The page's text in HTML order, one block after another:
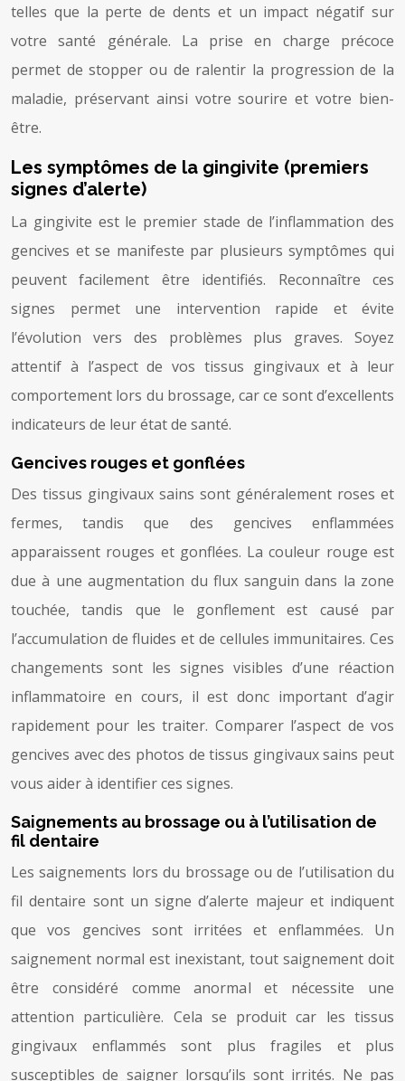
telles que la perte de dents et un impact négatif sur
votre santé générale. La prise en charge précoce
permet de stopper ou de ralentir la progression de la
maladie, préservant ainsi votre sourire et votre bien-
être.
Les symptômes de la gingivite (premiers
signes d’alerte)
La gingivite est le premier stade de l’inflammation des
gencives et se manifeste par plusieurs symptômes qui
peuvent facilement être identifiés. Reconnaître ces
signes permet une intervention rapide et évite
l’évolution vers des problèmes plus graves. Soyez
attentif à l’aspect de vos tissus gingivaux et à leur
comportement lors du brossage, car ce sont d’excellents
indicateurs de leur état de santé.
Gencives rouges et gonflées
Des tissus gingivaux sains sont généralement roses et
fermes, tandis que des gencives enflammées
apparaissent rouges et gonflées. La couleur rouge est
due à une augmentation du flux sanguin dans la zone
touchée, tandis que le gonflement est causé par
l’accumulation de fluides et de cellules immunitaires. Ces
changements sont les signes visibles d’une réaction
inflammatoire en cours, il est donc important d’agir
rapidement pour les traiter. Comparer l’aspect de vos
gencives avec des photos de tissus gingivaux sains peut
vous aider à identifier ces signes.
Saignements au brossage ou à l’utilisation de
fil dentaire
Les saignements lors du brossage ou de l’utilisation du
fil dentaire sont un signe d’alerte majeur et indiquent
que vos gencives sont irritées et enflammées. Un
saignement normal est inexistant, tout saignement doit
être considéré comme anormal et nécessite une
attention particulière. Cela se produit car les tissus
gingivaux enflammés sont plus fragiles et plus
susceptibles de saigner lorsqu’ils sont irrités. Ne pas